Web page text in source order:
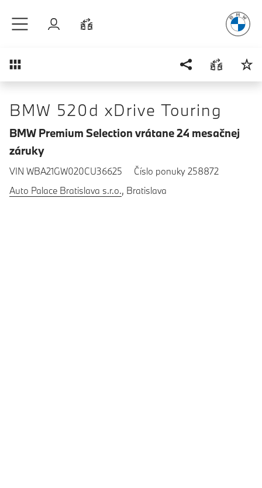
Prihlásenie
Prehľad
BMW 520d xDrive Touring
BMW Premium Selection vrátane 24 mesačnej
záruky
VIN WBA21GW020CU36625
Číslo ponuky 258872
Auto Palace Bratislava s.r.o., Bratislava